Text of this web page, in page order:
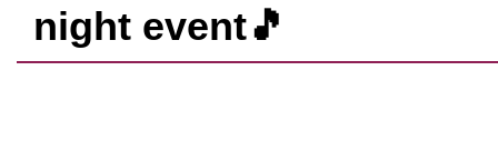
night event🎵